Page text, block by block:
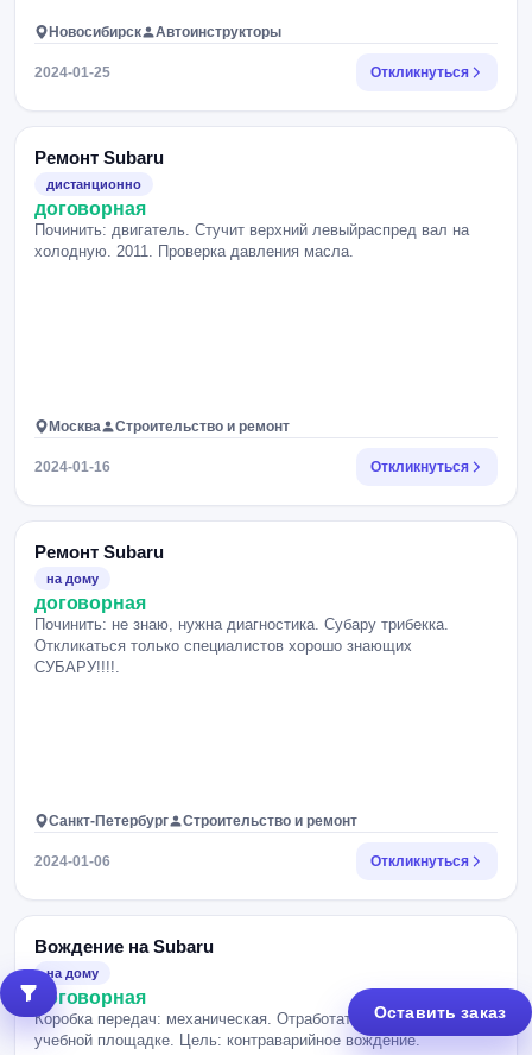
Новосибирск Автоинструкторы
2024-01-25 Откликнуться
Ремонт Subaru
дистанционно
договорная
Починить: двигатель. Стучит верхний левыйраспред вал на
холодную. 2011. Проверка давления масла.
Москва Строительство и ремонт
2024-01-16 Откликнуться
Ремонт Subaru
на дому
договорная
Починить: не знаю, нужна диагностика. Субару трибекка.
Откликаться только специалистов хорошо знающих
СУБАРУ!!!!.
Санкт-Петербург Строительство и ремонт
2024-01-06 Откликнуться
Вождение на Subaru
на дому
договорная
Коробка передач: механическая. Отработать: занятия на
учебной площадке. Цель: контраварийное вождение.
Оставить заказ